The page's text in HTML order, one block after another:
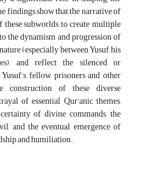
findings show that the narrative of
subworlds to create multiple
the dynamism and progression of
(especially between Yusuf, his
and reflect the silenced or
fellow prisoners and other
construction of these diverse
of essential Qur'anic themes,
of divine commands, the
and the eventual emergence of
and humiliation.